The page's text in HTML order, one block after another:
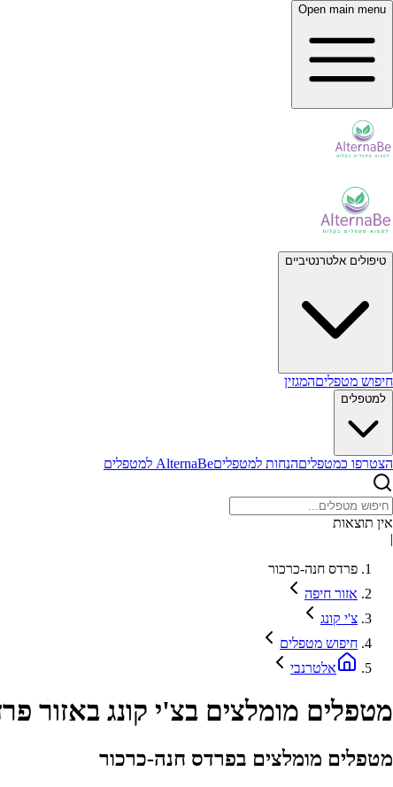
Open main menu
טיפולים אלטרנטיביים
חיפוש מטפליםהמגזין
למטפלים
הצטרפו כמטפליםהנחות למטפליםAlternaBe למטפלים
אין תוצאות
|
פרדס חנה-כרכור
אזור חיפה
צ'י קונג
חיפוש מטפלים
אלטרנבי
מטפלים מומלצים בצ'י קונג באזור
מטפלים מומלצים בפרדס חנה-כרכור